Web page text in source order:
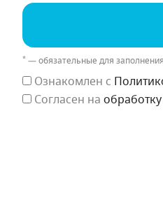
* — обязательные для
Ознакомлен с
Согласен на